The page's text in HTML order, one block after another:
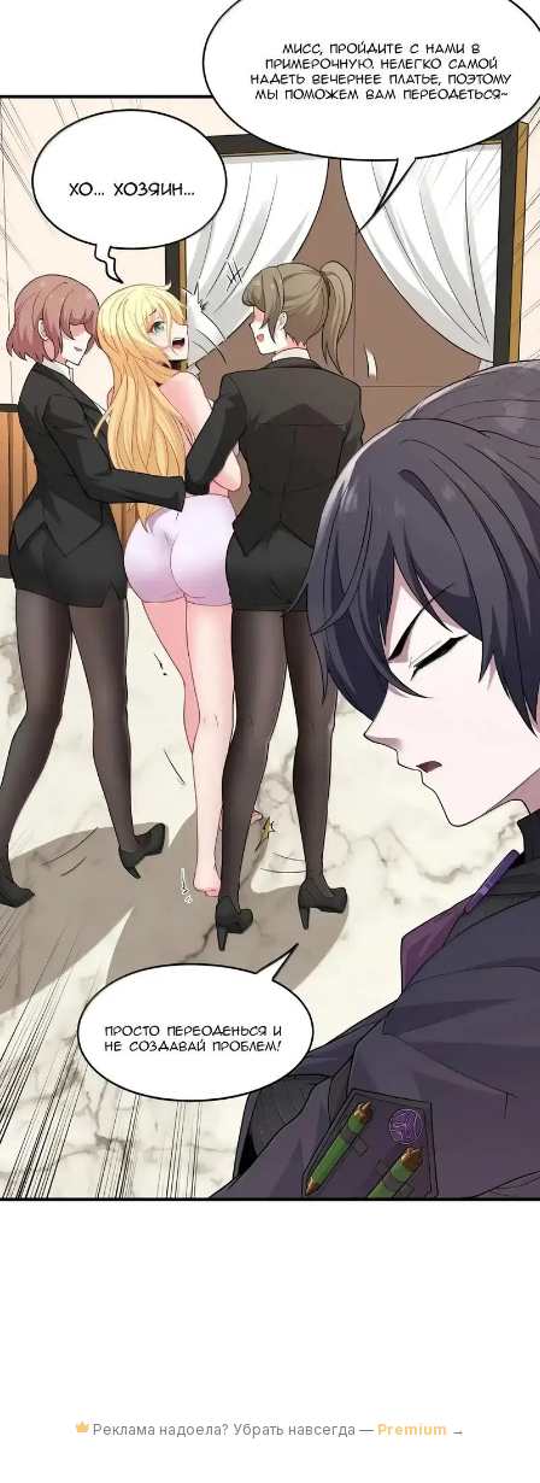
Реклама надоела? Убрать навсегда — Premium →